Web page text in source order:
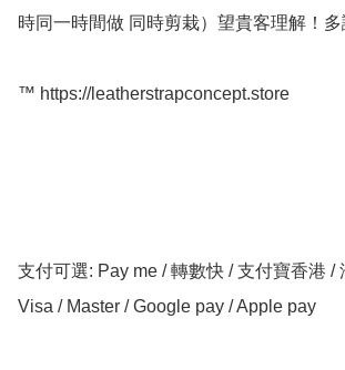
時同一時間做 同時剪栽）望貴客理解！多
™️ https://leatherstrapconcept.store
支付可選: Pay me / 轉數快 / 支付寶香港 /
Visa / Master / Google pay / Apple pay